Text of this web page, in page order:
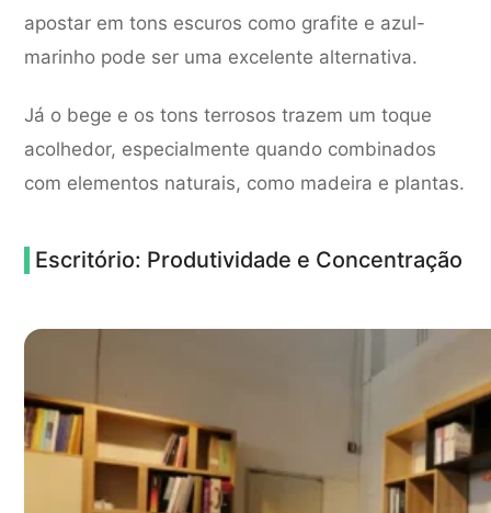
apostar em tons escuros como grafite e azul-
marinho pode ser uma excelente alternativa.
Já o bege e os tons terrosos trazem um toque
acolhedor, especialmente quando combinados
com elementos naturais, como madeira e plantas.
Escritório: Produtividade e Concentração